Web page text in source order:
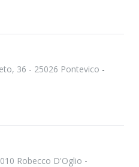
36 - 25026 Pontevico -
Robecco D'Oglio -